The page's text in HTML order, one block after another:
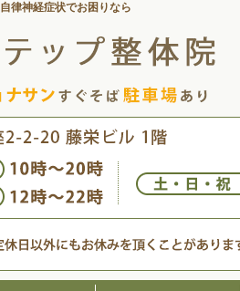
自律神経症状でお困りなら